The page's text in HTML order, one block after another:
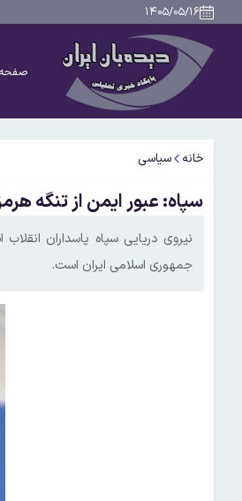
۱۴۰۵/۰۵/۱۶
خانه سیاسی
سپاه: عبور ایمن از تنگه
نیروی دریایی سپاه پاسداران
جمهوری اسلامی ایران است.